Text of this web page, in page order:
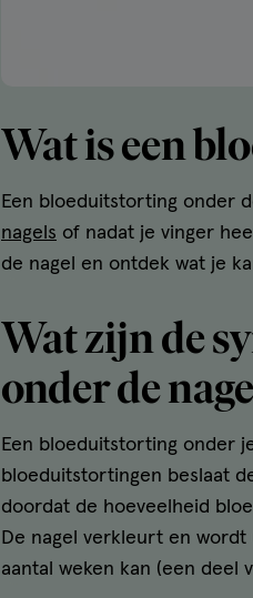
Wat is een
Een bloeduitstorting onder
nagels of nadat je vinger
de nagel en ontdek wat je
Wat zijn de
onder de
Een bloeduitstorting onder
bloeduitstortingen beslaat
doordat de hoeveelheid
De nagel verkleurt en
aantal weken kan (een deel